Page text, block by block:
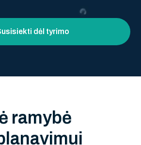
dėl tyrimo
ramybė
anavimui